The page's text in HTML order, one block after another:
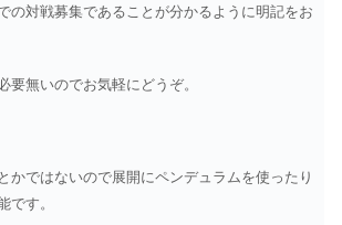
の対戦募集であることが分かるように明記をお
要無いのでお気軽にどうぞ。
かではないので展開にペンデュラムを使ったり
です。